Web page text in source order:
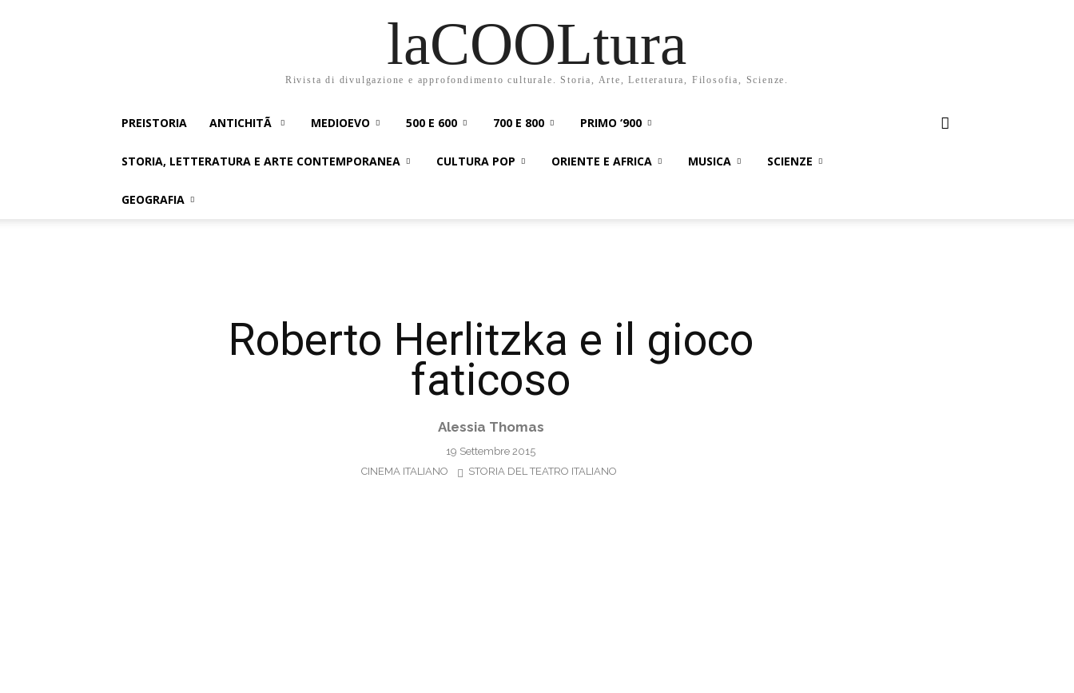
laCOOLtura
Rivista di divulgazione e approfondimento culturale. Storia, Arte, Letteratura, Filosofia, Scienze.
PREISTORIA ANTICHITÃ MEDIOEVO 500 E 600 700 E 800 PRIMO ‘900
STORIA, LETTERATURA E ARTE CONTEMPORANEA CULTURA POP ORIENTE E AFRICA MUSICA SCIENZE
GEOGRAFIA
Roberto Herlitzka e il gioco
faticoso
Alessia Thomas
19 Settembre 2015
CINEMA ITALIANO
STORIA DEL TEATRO ITALIANO